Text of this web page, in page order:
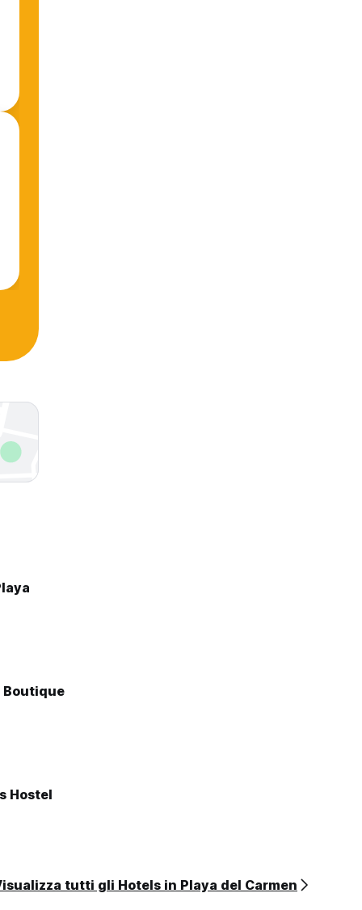
Boutique
Hostel
tutti gli Hotels in Playa del Carmen